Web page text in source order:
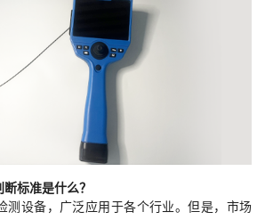
标准是什么？
测设备，广泛应用于各个行业。但是，市场